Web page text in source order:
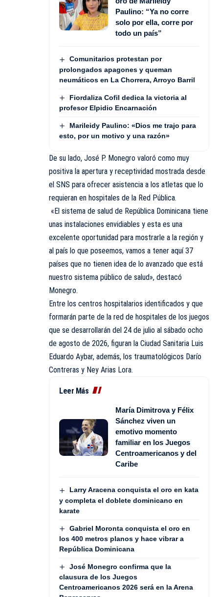
Paulino: “Ya no corre
solo por ella, corre por
todo un país”
Comunitarios protestan por
prolongados apagones y queman
neumáticos en La Chorrera, Arroyo Barril
Fiordaliza Cofil dedica la victoria al
profesor Elpidio Encarnación
Marileidy Paulino: «Dios me trajo para
esto, por un motivo y una razón»
De su lado, José P. Monegro valoró como muy
positiva la apertura y receptividad mostrada desde
el SNS para ofrecer asistencia a los atletas que lo
requieran en hospitales de la Red Pública.
«El sistema de salud de República Dominicana tiene
unas instalaciones envidiables y esta es una
excelente oportunidad para mostrarle a la región y
al país lo que poseemos, vamos a tener aquí 37
países que no tienen idea de lo avanzado que está
nuestro sistema público de salud», destacó
Monegro.
Entre los centros hospitalarios identificados y que
formarán parte de la red de hospitales de los juegos
que se desarrollarán del 24 de julio al sábado ocho
de agosto de 2026, figuran la Ciudad Sanitaria Luis
Eduardo Aybar, además, los traumatológicos Darío
Contreras y Ney Arias Lora.
Leer Más
María Dimitrova y Félix
Sánchez viven un
emotivo momento
familiar en los Juegos
Centroamericanos y del
Caribe
Larry Aracena conquista el oro en kata
y completa el doblete dominicano en
karate
Gabriel Moronta conquista el oro en
los 400 metros planos y hace vibrar a
República Dominicana
José Monegro confirma que la
clausura de los Juegos
Centroamericanos 2026 será en la Arena